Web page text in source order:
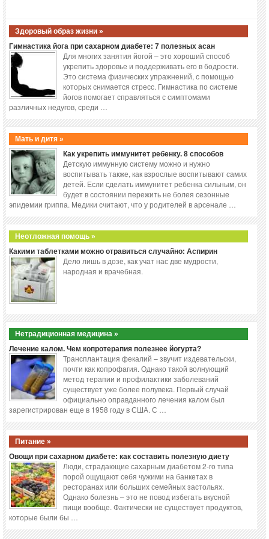
Здоровый образ жизни »
Гимнастика йога при сахарном диабете: 7 полезных асан
Для многих занятия йогой – это хороший способ
укрепить здоровье и поддерживать его в бодрости.
Это система физических упражнений, с помощью
которых снимается стресс. Гимнастика по системе
йогов помогает справляться с симптомами
различных недугов, среди …
Мать и дитя »
Как укрепить иммунитет ребенку. 8 способов
Детскую иммунную систему можно и нужно
воспитывать также, как взрослые воспитывают самих
детей. Если сделать иммунитет ребенка сильным, он
будет в состоянии пережить не болея сезонные
эпидемии гриппа. Медики считают, что у родителей в арсенале …
Неотложная помощь »
Какими таблетками можно отравиться случайно: Аспирин
Дело лишь в дозе, как учат нас две мудрости,
народная и врачебная.
Нетрадиционная медицина »
Лечение калом. Чем копротерапия полезнее йогурта?
Трансплантация фекалий – звучит издевательски,
почти как копрофагия. Однако такой волнующий
метод терапии и профилактики заболеваний
существует уже более полувека. Первый случай
официально оправданного лечения калом был
зарегистрирован еще в 1958 году в США. С …
Питание »
Овощи при сахарном диабете: как составить полезную диету
Люди, страдающие сахарным диабетом 2-го типа
порой ощущают себя чужими на банкетах в
ресторанах или больших семейных застольях.
Однако болезнь – это не повод избегать вкусной
пищи вообще. Фактически не существует продуктов,
которые были бы …